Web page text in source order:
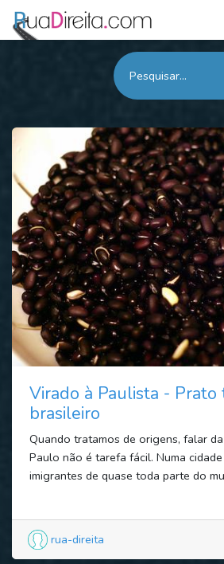
Virado à Paulista - Prato
brasileiro
Quando tratamos de origens, falar
Paulo não é tarefa fácil. Numa
imigrantes de quase toda parte do
rua-direita